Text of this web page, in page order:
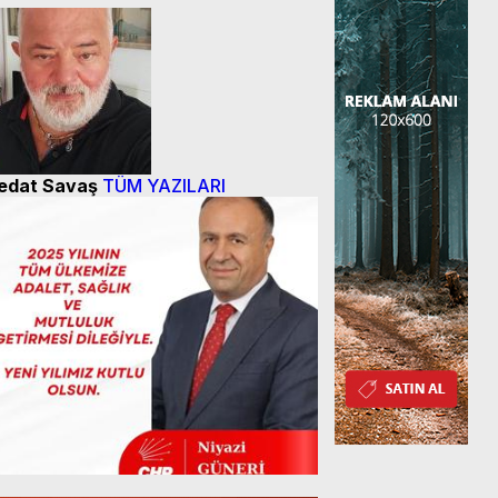
Savaş TÜM YAZILARI